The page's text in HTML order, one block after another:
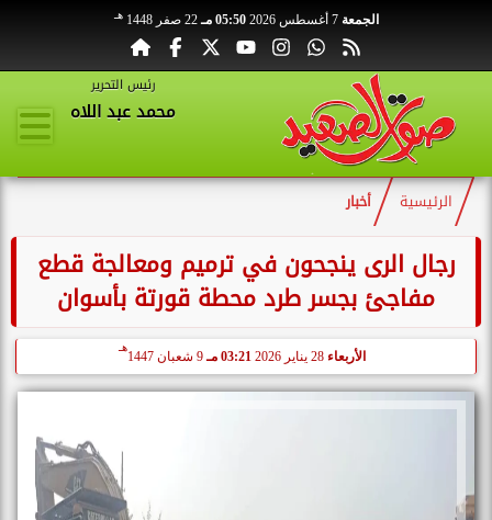
الجمعة 7 أغسطس 2026 05:50 مـ 22 صفر 1448 هـ
رئيس التحرير
محمد عبد اللاه
الرئيسية أخبار
رجال الرى ينجحون في ترميم ومعالجة قطع
مفاجئ بجسر طرد محطة قورتة بأسوان
الأربعاء 28 يناير 2026 03:21 مـ 9 شعبان 1447
هـ